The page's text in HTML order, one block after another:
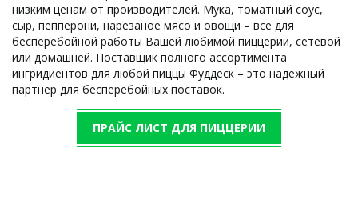
низким ценам от производителей. Мука, томатный соус,
сыр, пепперони, нарезаное мясо и овощи – все для
бесперебойной работы Вашей любимой пиццерии, сетевой
или домашней. Поставщик полного ассортимента
ингридиентов для любой пиццы Фуддеск – это надежный
партнер для бесперебойных поставок.
ПРАЙС ЛИСТ ДЛЯ ПИЦЦЕРИИ